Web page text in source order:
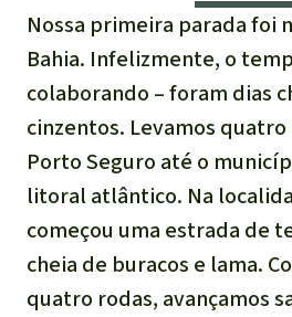
Madeira
Pecuária
Roubo
Alumínio
Caça
Italiano
Nossa primeira parada foi
Bahia. Infelizmente, o
colaborando – foram dias
cinzentos. Levamos
Porto Seguro até o
litoral atlântico. Na
começou uma estrada de
cheia de buracos e lama.
quatro rodas, avançamos